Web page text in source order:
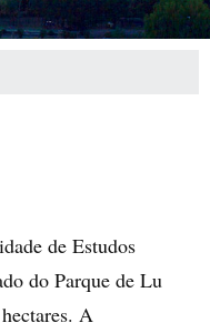
de Estudos
do Parque de Lu
A